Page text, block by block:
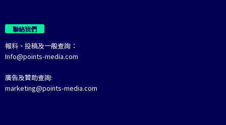
聯絡我們
報料、投稿及一般查詢：
Info@points-media.com
廣告及贊助查詢:
marketing@points-media.com